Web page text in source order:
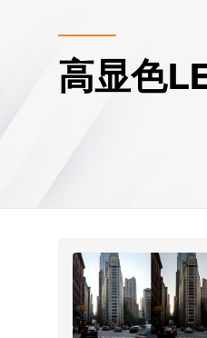
高显色